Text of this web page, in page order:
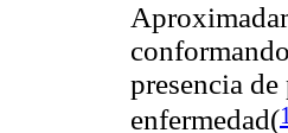
presencia
enfermedad(